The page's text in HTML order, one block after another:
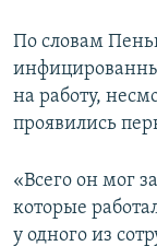
По словам
на работу,
проявились
«Всего он мог
которые
у одного из